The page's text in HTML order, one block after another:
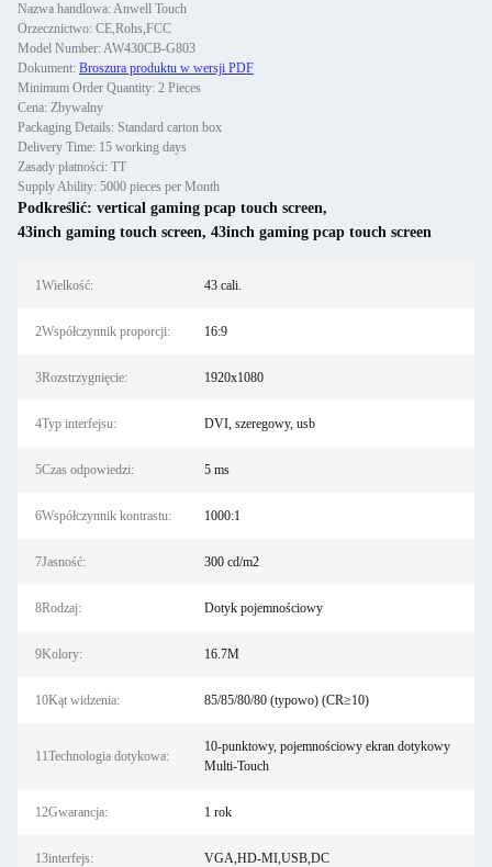
Nazwa handlowa: Anwell Touch
Orzecznictwo: CE,Rohs,FCC
Model Number: AW430CB-G803
Dokument: Broszura produktu w wersji PDF
Minimum Order Quantity: 2 Pieces
Cena: Zbywalny
Packaging Details: Standard carton box
Delivery Time: 15 working days
Zasady płatności: TT
Supply Ability: 5000 pieces per Month
Podkreślić: vertical gaming pcap touch screen,
43inch gaming touch screen, 43inch gaming pcap touch screen
1Wielkość: 43 cali.
2Współczynnik proporcji: 16:9
3Rozstrzygnięcie: 1920x1080
4Typ interfejsu: DVI, szeregowy, usb
5Czas odpowiedzi: 5 ms
6Współczynnik kontrastu: 1000:1
7Jasność: 300 cd/m2
8Rodzaj: Dotyk pojemnościowy
9Kolory: 16.7M
10Kąt widzenia: 85/85/80/80 (typowo) (CR≥10)
11Technologia dotykowa:
10-punktowy, pojemnościowy ekran dotykowy
Multi-Touch
12Gwarancja: 1 rok
13interfejs: VGA,HD-MI,USB,DC